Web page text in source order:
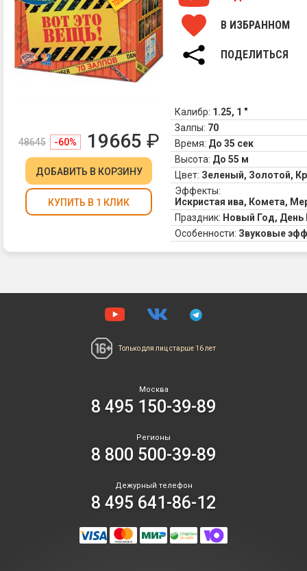
В ИЗБРАННОМ
ПОДЕЛИТЬСЯ
48645 -60% 19665 ₽
ДОБАВИТЬ В КОРЗИНУ
КУПИТЬ В 1 КЛИК
Калибр: 1.25, 1 "
Залпы: 70
Время: До 35 сек
Высота: До 55 м
Цвет: Зеленый, Золотой,
Эффекты:
Искристая ива, Комета,
Праздник: Новый Год,
Особенности: Звуковые
Только для лицстарше 16 лет
Москва
8 495 150-39-89
Регионы
8 800 500-39-89
Дежурный телефон
8 495 641-86-12